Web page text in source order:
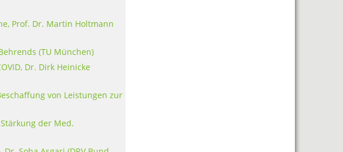
Prof. Dr. Martin Holtmann
(TU München)
Dr. Dirk Heinicke
von Leistungen zur
der Med.